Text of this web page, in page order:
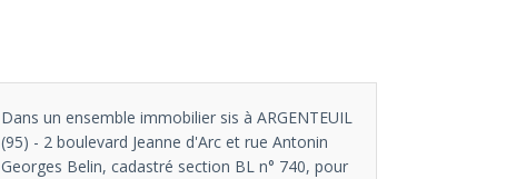
Dans un ensemble immobilier sis à ARGENTEUIL
(95) - 2 boulevard Jeanne d'Arc et rue Antonin
Georges Belin, cadastré section BL n° 740, pour